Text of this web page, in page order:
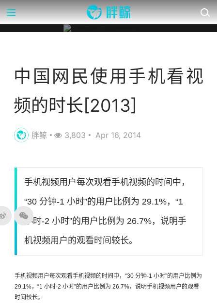
中国网民使用手机看视
频的时长[2013]
胖鲸 3,803 Apr 16, 2014
手机视频用户每次观看手机视频的时间中，
“30 分钟-1 小时”的用户比例为 29.1%，“1
小时-2 小时”的用户比例为 26.7%，说明手
机视频用户的观看时间较长。
手机视频用户每次观看手机视频的时间中，“30 分钟-1 小时”的用户比例为
29.1%，“1 小时-2 小时”的用户比例为 26.7%，说明手机视频用户的观看
时间较长。